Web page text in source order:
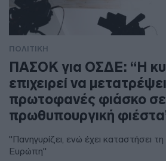
ΠΟΛΙΤΙΚΗ
ΠΑΣΟΚ για ΟΣΔΕ: “Η
επιχειρεί να
πρωτοφανές φιάσκο σε
πρωθυπουργική
"Πανηγυρίζει, ενώ έχει καταστήσει
Ευρώπη"